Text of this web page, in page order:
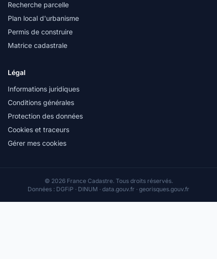
Recherche parcelle
Plan local d'urbanisme
Permis de construire
Matrice cadastrale
Légal
Informations juridiques
Conditions générales
Protection des données
Cookies et traceurs
Gérer mes cookies
© 2026 France Cadastre. Tous droits réservés.
Données : DGFiP · DINUM · data.gouv.fr · georisques.gouv.fr